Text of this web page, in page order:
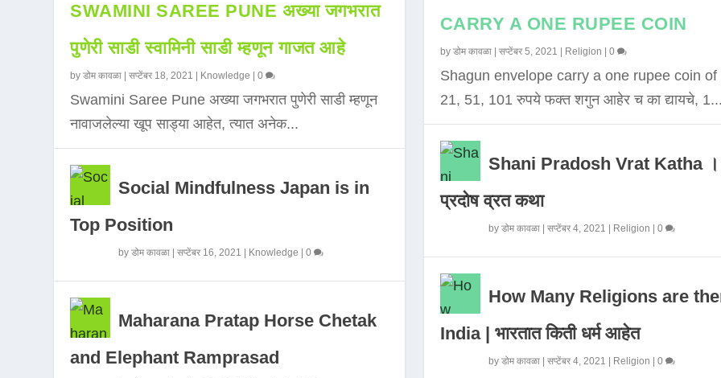
SWAMINI SAREE PUNE अख्या जगभरात
पुणेरी साडी स्वामिनी साडी म्हणून गाजत आहे
byडोम कावळा |सप्टेंबर 18, 2021 Knowledge |0
Swamini Saree Pune अख्या जगभरात पुणेरी साडी म्हणून
नावाजलेल्या खूप साड्या आहेत, त्यात अनेक...
Social Mindfulness Japan is in
Top Position
byडोम कावळा |सप्टेंबर 16, 2021 Knowledge |0
Maharana Pratap Horse Chetak
and Elephant Ramprasad
CARRY A ONE RUPEE COIN
by डोम कावळा| सप्टेंबर 5, 2021 Religion 0
Shagun envelope carry a one rupee coin of
21, 51, 101 रुपये फक्त शगुन आहेर च का द्यायचे, 1...
Shani Pradosh Vrat Katha ।
प्रदोष व्रत कथा
by डोम कावळा| सप्टेंबर 4, 2021 Religion 0
How Many Religions are
India | भारतात किती धर्म आहेत
by डोम कावळा| सप्टेंबर 4, 2021 Religion 0